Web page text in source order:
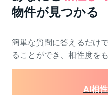
物件が見つかる
簡単な質問に答えるだけ
ることができ、相性度を
AI相